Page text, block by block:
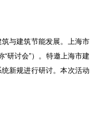
与建筑节能发展。上海市
研讨会”）。特邀上海市建
新规进行研讨。本次活动